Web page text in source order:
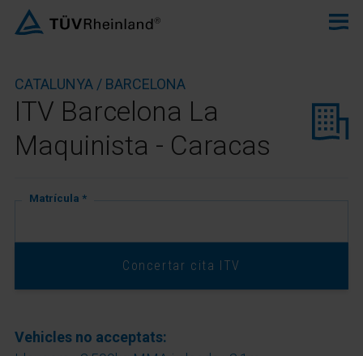
CATALUNYA / BARCELONA
ITV Barcelona La
Maquinista - Caracas
Matrícula *
Concertar cita ITV
Vehicles no acceptats: